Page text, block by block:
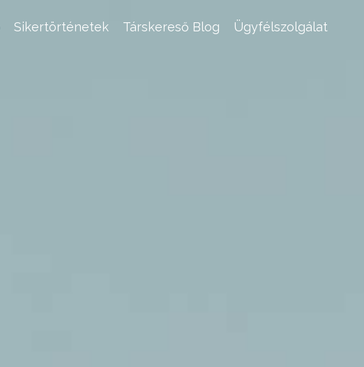
Sikertörténetek Társkereső Blog Ügyfélszolgálat